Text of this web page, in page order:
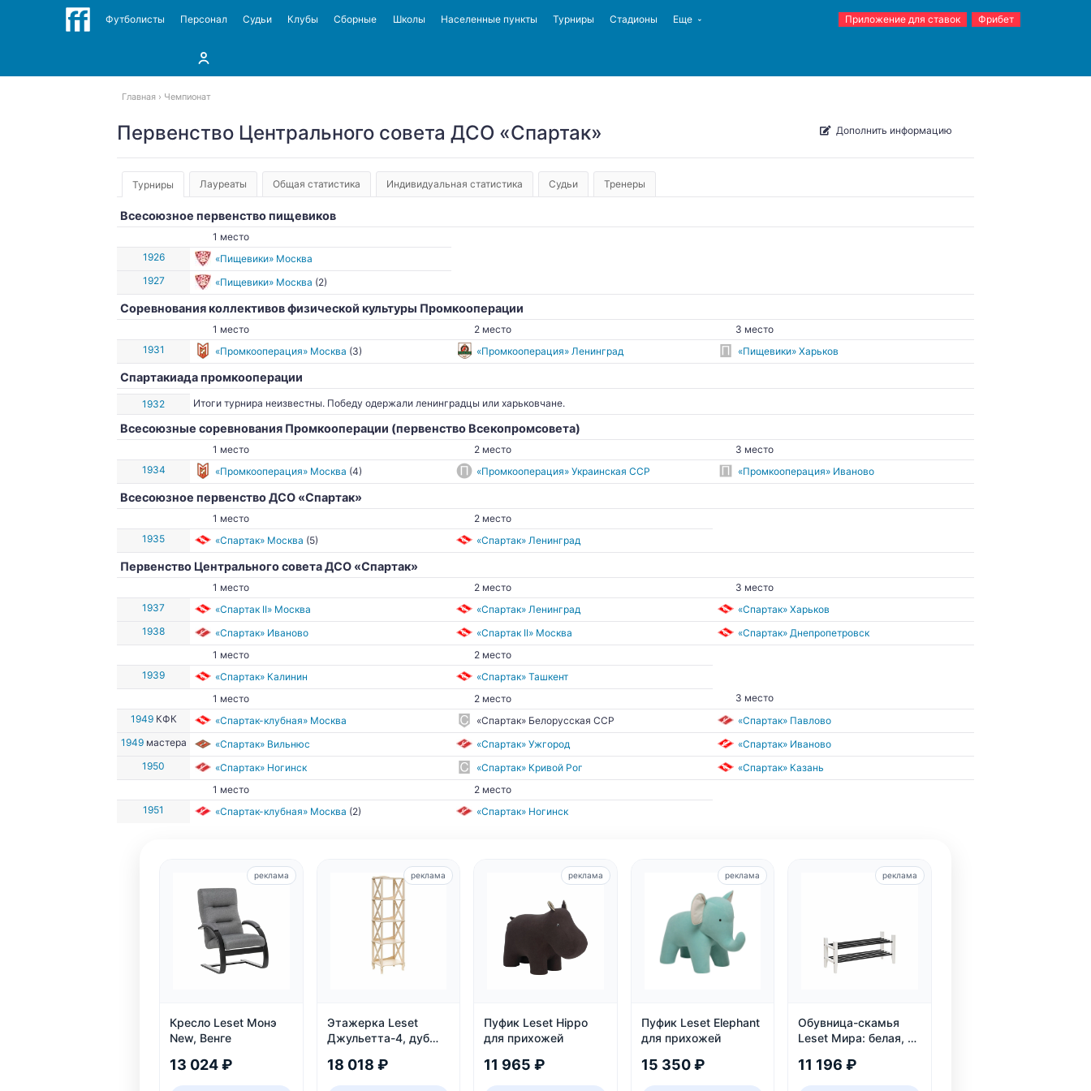
Футболисты Персонал Судьи Клубы Сборные Школы Населенные пункты Турниры Стадионы Еще Приложение для ставок Фрибет
Главная Чемпионат
Первенство Центрального совета ДСО «Спартак» Дополнить информацию
Турниры Лауреаты Общая статистика Индивидуальная статистика Судьи Тренеры
Всесоюзное первенство пищевиков
1 место
1926
«Пищевики» Москва
1927
«Пищевики» Москва (2)
Cоревнования коллективов физической культуры Промкооперации
1 место 2 место
3 место
1931
«Промкооперация» Москва (3) «Промкооперация» Ленинград «Пищевики» Харьков
Спартакиада промкооперации
1932 Итоги турнира неизвестны. Победу одержали ленинградцы или харьковчане.
Всесоюзные соревнования Промкооперации (первенство Всекопромсовета)
1 место 2 место
3 место
1934
«Промкооперация» Москва (4) «Промкооперация» Украинская ССР «Промкооперация» Иваново
Всесоюзное первенство ДСО «Спартак»
1 место
2 место
1935
«Спартак» Москва (5) «Спартак» Ленинград
Первенство Центрального совета ДСО «Спартак»
1 место 2 место
3 место
1937
«Спартак II» Москва «Спартак» Ленинград
«Спартак» Харьков
1938
«Спартак» Иваново «Спартак II» Москва
«Спартак» Днепропетровск
1 место
2 место
1939
«Спартак» Калинин
«Спартак» Ташкент
1 место
2 место
3 место
1949КФК «Спартак-клубная» Москва «Спартак» Белорусская ССР
«Спартак» Павлово
1949мастера «Спартак» Вильнюс «Спартак» Ужгород
«Спартак» Иваново
1950
«Спартак» Ногинск «Спартак» Кривой Рог
«Спартак» Казань
1 место
2 место
1951
«Спартак-клубная» Москва (2) «Спартак» Ногинск
Кресло Leset Монэ
New, Венге
13 024 ₽
реклама
Этажерка Leset
Джульетта-4, дуб
18 018 ₽
реклама
Пуфик Leset Hippo
для прихожей
11 965 ₽
реклама
Пуфик Leset Elephant
для прихожей
15 350 ₽
реклама
Обувница-скамья
Leset Мира: белая, из
яруса, до 6 пар
11 196 ₽
реклама